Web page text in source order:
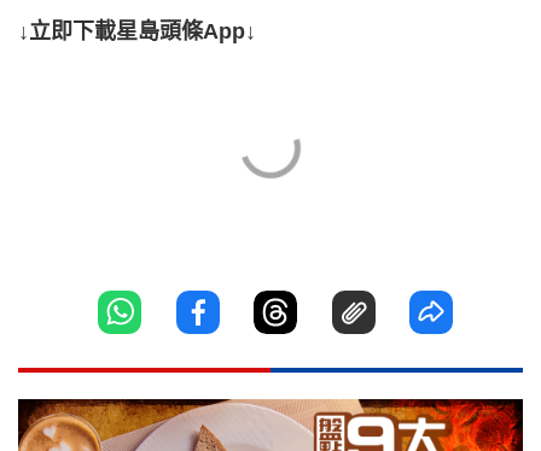
↓立即下載星島頭條App↓